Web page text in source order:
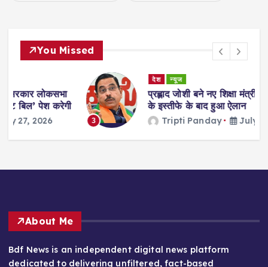
You Missed
3
देश न्यूज
प्रह्लाद जोशी बने नए शिक्षा मंत्री, धर्मेंद्र प्रधान
के इस्तीफे के बाद हुआ ऐलान
Tripti Panday July 26, 2026
About Me
Bdf News is an independent digital news platform
dedicated to delivering unfiltered, fact-based